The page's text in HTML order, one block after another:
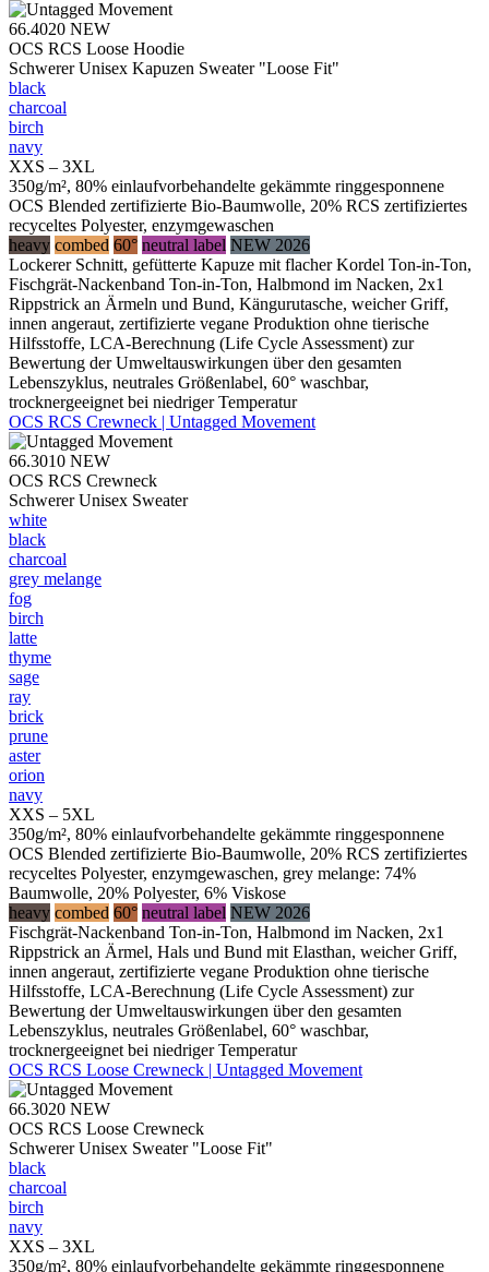
66.4020 NEW
OCS RCS Loose Hoodie
Schwerer Unisex Kapuzen Sweater "Loose Fit"
black
charcoal
birch
navy
XXS – 3XL
350g/m², 80% einlaufvorbehandelte gekämmte ringgesponnene
OCS Blended zertifizierte Bio-Baumwolle, 20% RCS zertifiziertes
recyceltes Polyester, enzymgewaschen
heavy combed 60° neutral label NEW 2026
Lockerer Schnitt, gefütterte Kapuze mit flacher Kordel Ton-in-Ton,
Fischgrät-Nackenband Ton-in-Ton, Halbmond im Nacken, 2x1
Rippstrick an Ärmeln und Bund, Kängurutasche, weicher Griff,
innen angeraut, zertifizierte vegane Produktion ohne tierische
Hilfsstoffe, LCA-Berechnung (Life Cycle Assessment) zur
Bewertung der Umweltauswirkungen über den gesamten
Lebenszyklus, neutrales Größenlabel, 60° waschbar,
trocknergeeignet bei niedriger Temperatur
OCS RCS Crewneck | Untagged Movement
66.3010 NEW
OCS RCS Crewneck
Schwerer Unisex Sweater
white
black
charcoal
grey melange
fog
birch
latte
thyme
sage
ray
brick
prune
aster
orion
navy
XXS – 5XL
350g/m², 80% einlaufvorbehandelte gekämmte ringgesponnene
OCS Blended zertifizierte Bio-Baumwolle, 20% RCS zertifiziertes
recyceltes Polyester, enzymgewaschen, grey melange: 74%
Baumwolle, 20% Polyester, 6% Viskose
heavy combed 60° neutral label NEW 2026
Fischgrät-Nackenband Ton-in-Ton, Halbmond im Nacken, 2x1
Rippstrick an Ärmel, Hals und Bund mit Elasthan, weicher Griff,
innen angeraut, zertifizierte vegane Produktion ohne tierische
Hilfsstoffe, LCA-Berechnung (Life Cycle Assessment) zur
Bewertung der Umweltauswirkungen über den gesamten
Lebenszyklus, neutrales Größenlabel, 60° waschbar,
trocknergeeignet bei niedriger Temperatur
OCS RCS Loose Crewneck | Untagged Movement
66.3020 NEW
OCS RCS Loose Crewneck
Schwerer Unisex Sweater "Loose Fit"
black
charcoal
birch
navy
XXS – 3XL
350g/m², 80% einlaufvorbehandelte gekämmte ringgesponnene